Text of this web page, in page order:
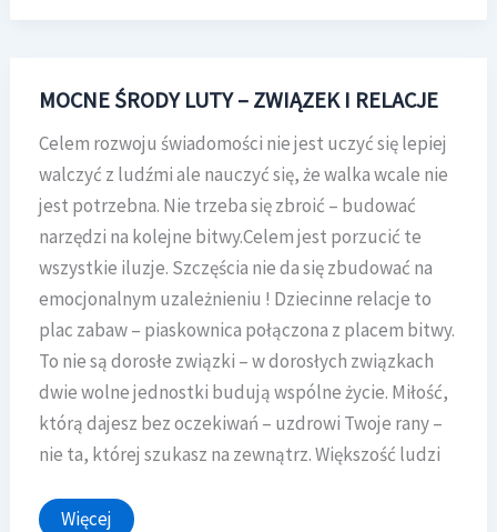
MOCNE ŚRODY LUTY – ZWIĄZEK I RELACJE
Celem rozwoju świadomości nie jest uczyć się lepiej
walczyć z ludźmi ale nauczyć się, że walka wcale nie
jest potrzebna. Nie trzeba się zbroić – budować
narzędzi na kolejne bitwy.Celem jest porzucić te
wszystkie iluzje. Szczęścia nie da się zbudować na
emocjonalnym uzależnieniu ! Dziecinne relacje to
plac zabaw – piaskownica połączona z placem bitwy.
To nie są dorosłe związki – w dorosłych związkach
dwie wolne jednostki budują wspólne życie. Miłość,
którą dajesz bez oczekiwań – uzdrowi Twoje rany –
nie ta, której szukasz na zewnątrz. Większość ludzi
MOCNE
Więcej